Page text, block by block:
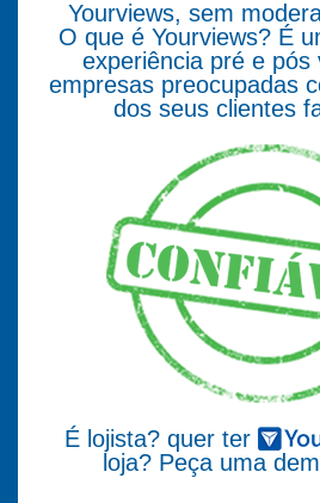
Yourviews, sem
O que é Yourviews? É
experiência pré e pós
empresas preocupadas
dos seus clientes
É lojista? quer ter
loja? Peça uma